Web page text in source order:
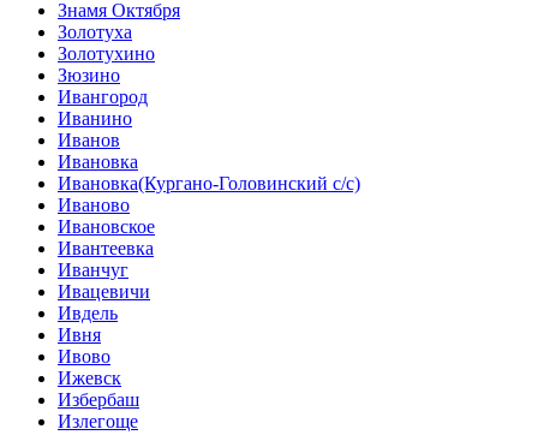
Знамя Октября
Золотуха
Золотухино
Зюзино
Ивангород
Иванино
Иванов
Ивановка
Ивановка(Кургано-Головинский с/с)
Иваново
Ивановское
Ивантеевка
Иванчуг
Ивацевичи
Ивдель
Ивня
Ивово
Ижевск
Избербаш
Излегоще